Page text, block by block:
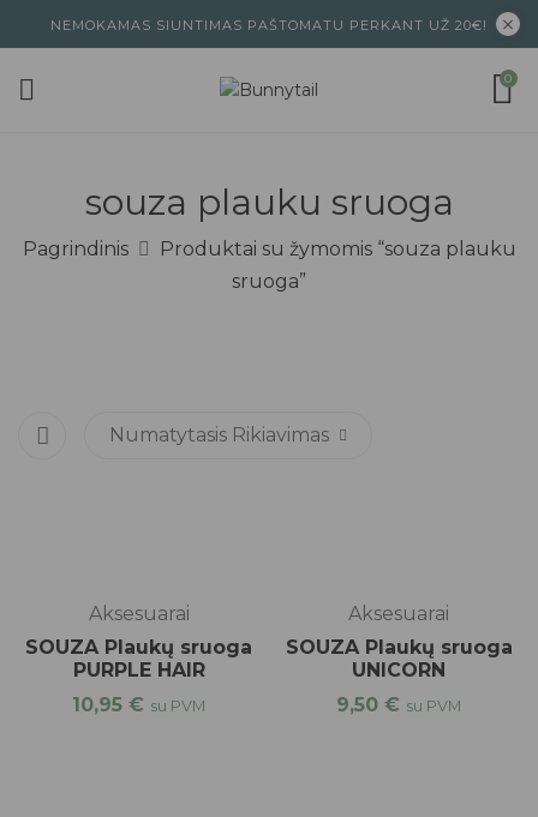
NEMOKAMAS SIUNTIMAS PAŠTOMATU PERKANT UŽ 20€!
0
souza plauku sruoga
Pagrindinis
Produktai su žymomis “souza plauku
sruoga”
Numatytasis Rikiavimas
Aksesuarai
SOUZA Plaukų sruoga
PURPLE HAIR
10,95€ su PVM
Aksesuarai
SOUZA Plaukų sruoga
UNICORN
9,50€ su PVM